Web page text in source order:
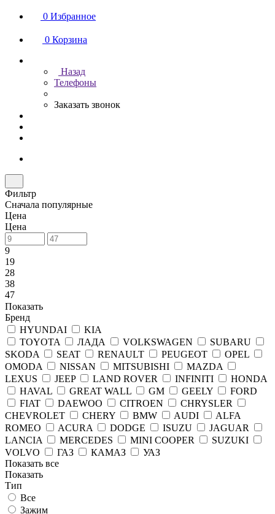
0 Избранное
0 Корзина
Назад
Телефоны
Заказать звонок
Фильтр
Сначала популярные
Цена
Цена
9
19
28
38
47
Показать
Бренд
HYUNDAI
KIA
TOYOTA
ЛАДА VOLKSWAGEN
SUBARU
SKODA
SEAT RENAULT PEUGEOT
OPEL
OMODA
NISSAN MITSUBISHI
MAZDA
LEXUS
JEEP LAND ROVER INFINITI
HONDA
HAVAL
GREAT WALL GM GEELY
FORD
FIAT
DAEWOO CITROEN
CHRYSLER
CHEVROLET
CHERY BMW AUDI
ALFA
ROMEO
ACURA DODGE ISUZU
JAGUAR
LANCIA
MERCEDES MINI COOPER
SUZUKI
VOLVO
ГАЗ КАМАЗ
УАЗ
Показать все
Показать
Тип
Все
Зажим